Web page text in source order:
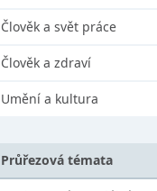
Člověk a svět práce
Člověk a zdraví
Umění a kultura
Průřezová témata